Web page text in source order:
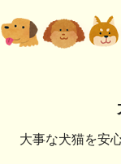
大事な犬猫を安